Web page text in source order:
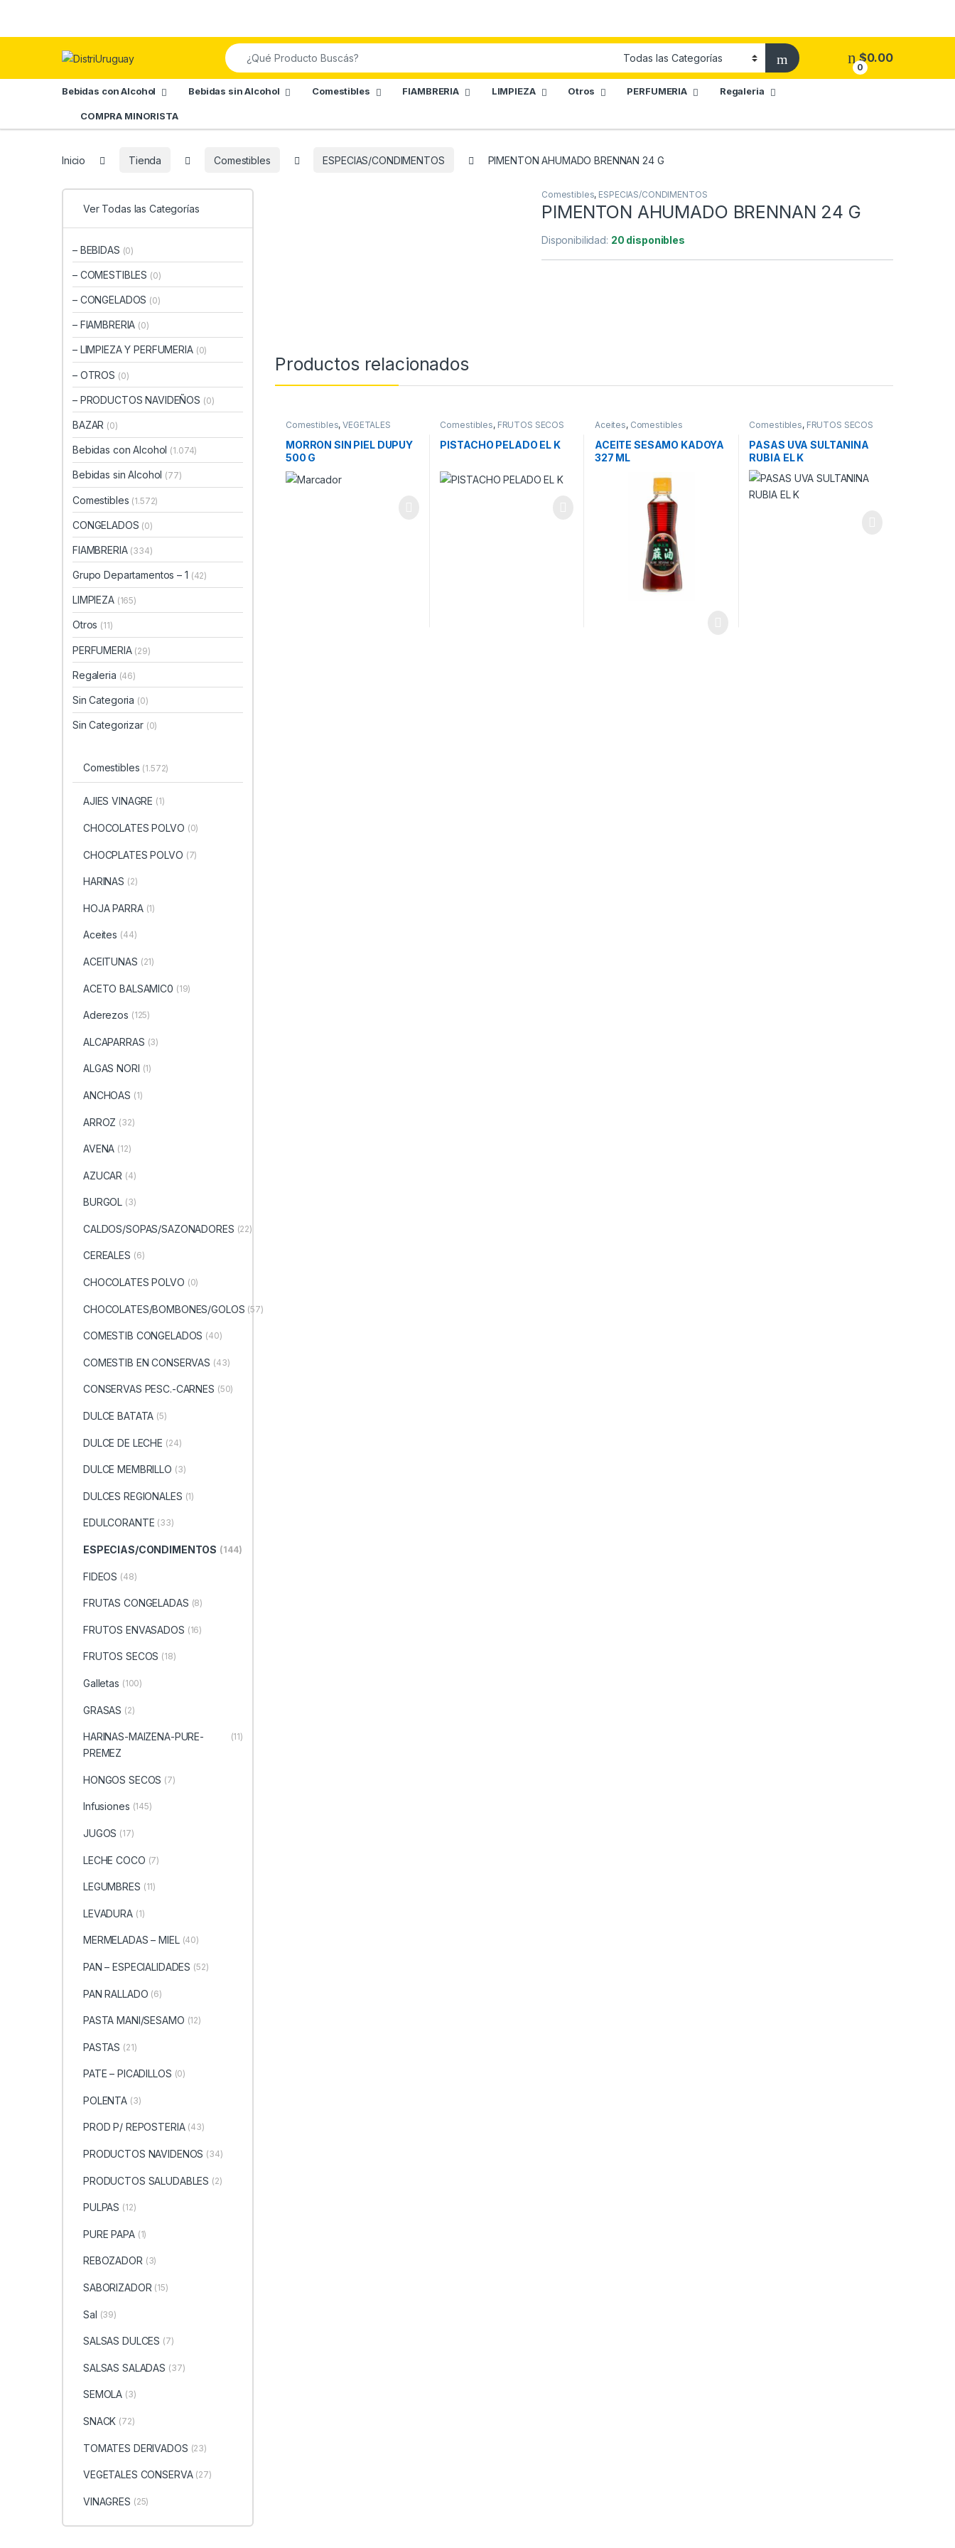
Search for:
0
$0.00
Bebidas con Alcohol Bebidas sin Alcohol Comestibles FIAMBRERIA LIMPIEZA Otros PERFUMERIA Regaleria
COMPRA MINORISTA
Inicio Tienda Comestibles ESPECIAS/CONDIMENTOS PIMENTON AHUMADO BRENNAN 24 G
Comestibles, ESPECIAS/CONDIMENTOS
PIMENTON AHUMADO BRENNAN 24 G
Disponibilidad: 20 disponibles
Productos relacionados
Comestibles,VEGETALES
MORRON SIN PIEL DUPUY
500 G
Comestibles, FRUTOS SECOS
PISTACHO PELADO EL K
Aceites, Comestibles
ACEITE SESAMO KADOYA
327 ML
Comestibles, FRUTOS SECOS
PASAS UVA SULTANINA
RUBIA EL K
Ver Todas las Categorías
– BEBIDAS (0)
– COMESTIBLES (0)
– CONGELADOS (0)
– FIAMBRERIA (0)
– LIMPIEZA Y PERFUMERIA (0)
– OTROS (0)
– PRODUCTOS NAVIDEÑOS (0)
BAZAR (0)
Bebidas con Alcohol (1.074)
Bebidas sin Alcohol (77)
Comestibles (1.572)
CONGELADOS (0)
FIAMBRERIA (334)
Grupo Departamentos – 1 (42)
LIMPIEZA (165)
Otros (11)
PERFUMERIA (29)
Regaleria (46)
Sin Categoria (0)
Sin Categorizar (0)
Comestibles (1.572)
AJIES VINAGRE (1)
CHOCOLATES POLVO (0)
CHOCPLATES POLVO (7)
HARINAS (2)
HOJA PARRA (1)
Aceites (44)
ACEITUNAS (21)
ACETO BALSAMIC0 (19)
Aderezos (125)
ALCAPARRAS (3)
ALGAS NORI (1)
ANCHOAS (1)
ARROZ (32)
AVENA (12)
AZUCAR (4)
BURGOL (3)
CALDOS/SOPAS/SAZONADORES (22)
CEREALES (6)
CHOCOLATES POLVO (0)
CHOCOLATES/BOMBONES/GOLOS (57)
COMESTIB CONGELADOS (40)
COMESTIB EN CONSERVAS (43)
CONSERVAS PESC.-CARNES (50)
DULCE BATATA (5)
DULCE DE LECHE (24)
DULCE MEMBRILLO (3)
DULCES REGIONALES (1)
EDULCORANTE (33)
ESPECIAS/CONDIMENTOS (144)
FIDEOS (48)
FRUTAS CONGELADAS (8)
FRUTOS ENVASADOS (16)
FRUTOS SECOS (18)
Galletas (100)
GRASAS (2)
HARINAS-MAIZENA-PURE-
PREMEZ
(11)
HONGOS SECOS (7)
Infusiones (145)
JUGOS (17)
LECHE COCO (7)
LEGUMBRES (11)
LEVADURA (1)
MERMELADAS – MIEL (40)
PAN – ESPECIALIDADES (52)
PAN RALLADO (6)
PASTA MANI/SESAMO (12)
PASTAS (21)
PATE – PICADILLOS (0)
POLENTA (3)
PROD P/ REPOSTERIA (43)
PRODUCTOS NAVIDENOS (34)
PRODUCTOS SALUDABLES (2)
PULPAS (12)
PURE PAPA (1)
REBOZADOR (3)
SABORIZADOR (15)
Sal (39)
SALSAS DULCES (7)
SALSAS SALADAS (37)
SEMOLA (3)
SNACK (72)
TOMATES DERIVADOS (23)
VEGETALES CONSERVA (27)
VINAGRES (25)